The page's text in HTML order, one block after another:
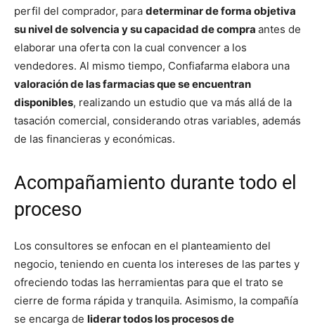
perfil del comprador, para determinar de forma objetiva
su nivel de solvencia y su capacidad de compra antes de
elaborar una oferta con la cual convencer a los
vendedores. Al mismo tiempo, Confiafarma elabora una
valoración de las farmacias que se encuentran
disponibles, realizando un estudio que va más allá de la
tasación comercial, considerando otras variables, además
de las financieras y económicas.
Acompañamiento durante todo el
proceso
Los consultores se enfocan en el planteamiento del
negocio, teniendo en cuenta los intereses de las partes y
ofreciendo todas las herramientas para que el trato se
cierre de forma rápida y tranquila. Asimismo, la compañía
se encarga de liderar todos los procesos de